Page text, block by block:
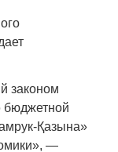
законом
бюджетной
Қазына»
—
в Жанаозене.
конфискации.
с